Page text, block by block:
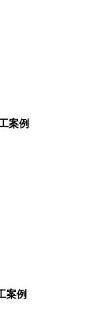
案例
案例